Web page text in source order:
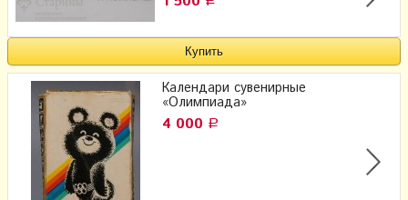
Календари сувенирные
«Олимпиада»
4 000 Р